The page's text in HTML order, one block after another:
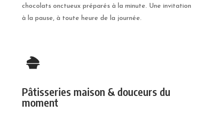
chocolats onctueux préparés à la minute. Une invitation
à la pause, à toute heure de la journée.
Pâtisseries maison & douceurs du
moment